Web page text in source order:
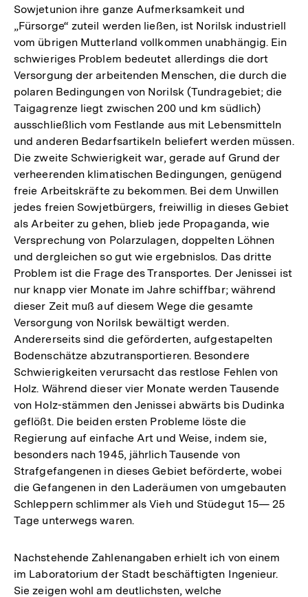
Sowjetunion ihre ganze Aufmerksamkeit und
„Fürsorge“ zuteil werden ließen, ist Norilsk industriell
vom übrigen Mutterland vollkommen unabhängig. Ein
schwieriges Problem bedeutet allerdings die dort
Versorgung der arbeitenden Menschen, die durch die
polaren Bedingungen von Norilsk (Tundragebiet; die
Taigagrenze liegt zwischen 200 und km südlich)
ausschließlich vom Festlande aus mit Lebensmitteln
und anderen Bedarfsartikeln beliefert werden müssen.
Die zweite Schwierigkeit war, gerade auf Grund der
verheerenden klimatischen Bedingungen, genügend
freie Arbeitskräfte zu bekommen. Bei dem Unwillen
jedes freien Sowjetbürgers, freiwillig in dieses Gebiet
als Arbeiter zu gehen, blieb jede Propaganda, wie
Versprechung von Polarzulagen, doppelten Löhnen
und dergleichen so gut wie ergebnislos. Das dritte
Problem ist die Frage des Transportes. Der Jenissei ist
nur knapp vier Monate im Jahre schiffbar; während
dieser Zeit muß auf diesem Wege die gesamte
Versorgung von Norilsk bewältigt werden.
Andererseits sind die geförderten, aufgestapelten
Bodenschätze abzutransportieren. Besondere
Schwierigkeiten verursacht das restlose Fehlen von
Holz. Während dieser vier Monate werden Tausende
von Holz-stämmen den Jenissei abwärts bis Dudinka
geflößt. Die beiden ersten Probleme löste die
Regierung auf einfache Art und Weise, indem sie,
besonders nach 1945, jährlich Tausende von
Strafgefangenen in dieses Gebiet beförderte, wobei
die Gefangenen in den Laderäumen von umgebauten
Schleppern schlimmer als Vieh und Stüdegut 15— 25
Tage unterwegs waren.
Nachstehende Zahlenangaben erhielt ich von einem
im Laboratorium der Stadt beschäftigten Ingenieur.
Sie zeigen wohl am deutlichsten, welche